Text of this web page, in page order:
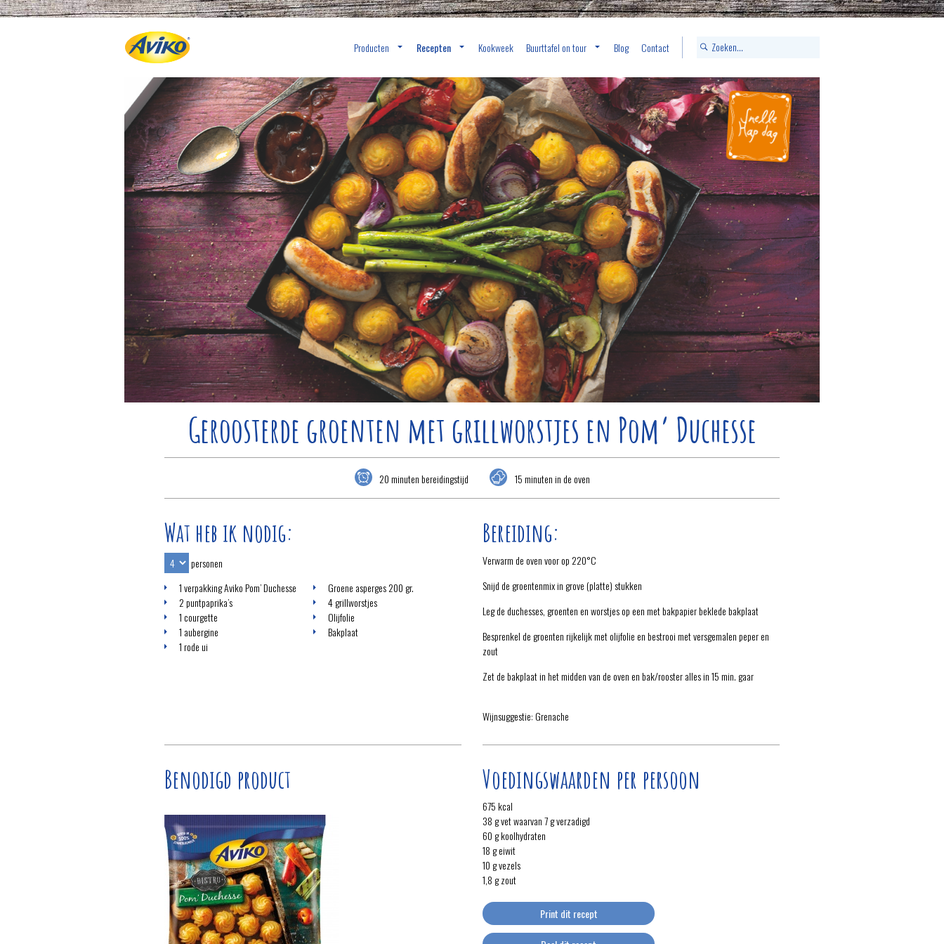
Producten Recepten Kookweek Buurttafel on tour Blog Contact
Geroosterde groenten met grillworstjes en Pom’ Duchesse
20 minuten bereidingstijd 15 minuten in de oven
Wat heb ik nodig:
personen
1 verpakking Aviko Pom’ Duchesse
Groene asperges 200 gr.
2 puntpaprika’s
4 grillworstjes
1 courgette
Olijfolie
1 aubergine
Bakplaat
1 rode ui
Bereiding:
Verwarm de oven voor op 220°C
Snijd de groentenmix in grove (platte) stukken
Leg de duchesses, groenten en worstjes op een met bakpapier beklede bakplaat
Besprenkel de groenten rijkelijk met olijfolie en bestrooi met versgemalen peper en
zout
Zet de bakplaat in het midden van de oven en bak/rooster alles in 15 min. gaar
Wijnsuggestie: Grenache
Benodigd product Voedingswaarden per persoon
675 kcal
38 g vet waarvan 7 g verzadigd
60 g koolhydraten
18 g eiwit
10 g vezels
1,8 g zout
Print dit recept